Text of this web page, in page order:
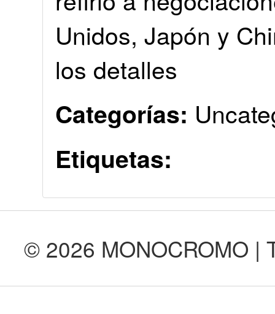
Unidos, Japón y
los detalles
Categorías:
Etiquetas:
© 2026 MONOCROMO |